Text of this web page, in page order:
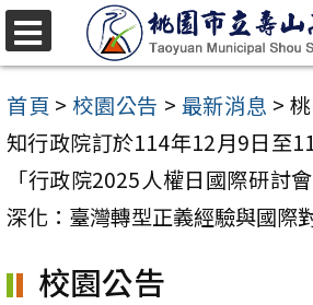
跳
至
主
要
容
首頁 > 校園公告 > 最新消息 >
知行政院訂於114年12月9日至
「行政院2025人權日國際研討
深化：臺灣轉型正義經驗與國際對
校園公告
選
單